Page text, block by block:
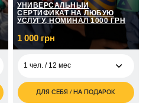
УНИВЕРСАЛЬНЫЙ
СЕРТИФИКАТ НА ЛЮБУЮ
УСЛУГУ, НОМИНАЛ 1000 ГРН
1 000 грн
1 чел. / 12 мес
1 000
ДЛЯ СЕБЯ / НА ПОДАРОК